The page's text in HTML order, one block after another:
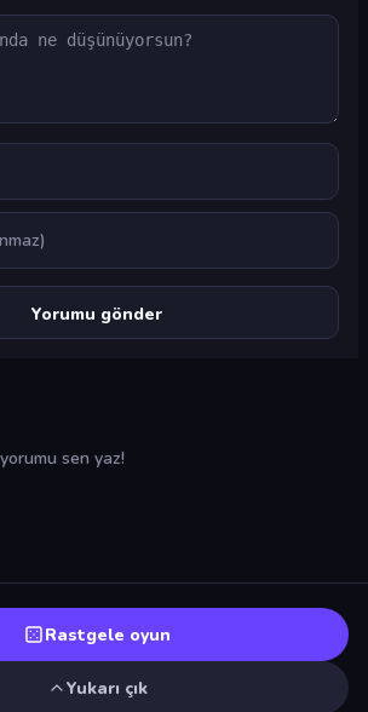
sen yaz!
Rastgele oyun
Yukarı çık